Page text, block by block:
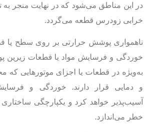
در این مناطق می‌شود که در نهایت منجر به
خرابی زودرس قطعه می‌گردد.
ناهمواری پوشش حرارتی بر روی سطح یا
خوردگی و فرسایش مواد یا قطعات زیرین
به‌ویژه در قطعات یا اجزای موتورهایی
و دمایی قرار دارند. خوردگی و
آسیب‌پذیر خواهد کرد و یکپارچگی ساختاری
خطر می‌اندازد.